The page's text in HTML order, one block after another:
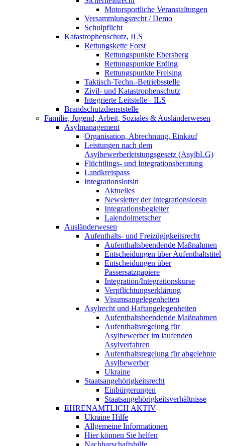
Motorsportliche Veranstaltungen
Versammlungsrecht / Demo
Schulpflicht
Katastrophenschutz, ILS
Rettungskette Forst
Rettungspunkte Ebersberg
Rettungspunkte Erding
Rettungspunkte Freising
Taktisch-Techn.-Betriebsstelle
Zivil- und Katastrophenschutz
Integrierte Leitstelle - ILS
Brandschutzdienststelle
Familie, Jugend, Arbeit, Soziales & Ausländerwesen
Asylmanagement
Organisation, Abrechnung, Einkauf
Leistungen nach dem
Asylbewerberleistungsgesetz (AsylbLG)
Flüchtlings- und Integrationsberatung
Landkreispass
Integrationslotsin
Aktuelles
Newsletter der Integrationslotsin
Integrationsbegleiter
Laiendolmetscher
Ausländerwesen
Aufenthalts- und Freizügigkeitsrecht
Aufenthaltsbeendende Maßnahmen
Entscheidungen über Aufenthaltstitel
Entscheidungen über
Passersatzpapiere
Integration/Integrationskurse
Verpflichtungserklärung
Visumsangelegenheiten
Asylrecht und Haftangelegenheiten
Aufenthaltsbeendende Maßnahmen
Aufenthaltsregelung für
Asylbewerber im laufenden
Asylverfahren
Aufenthaltsregelung für abgelehnte
Asylbewerber
Ukraine
Staatsangehörigkeitsrecht
Einbürgerungen
Staatsangehörigkeitsverhältnisse
EHRENAMTLICH AKTIV
Ukraine Hilfe
Allgemeine Informationen
Hier können Sie helfen
Nachbarschaftshilfe